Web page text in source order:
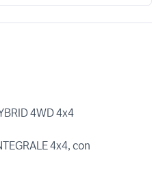
4WD 4x4
4x4, con